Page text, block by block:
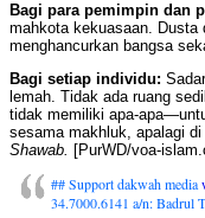
Bagi para pemimpin dan
mahkota kekuasaan. Dusta
menghancurkan bangsa
Bagi setiap individu:
lemah. Tidak ada ruang
tidak memiliki apa-
sesama makhluk, apalagi
Shawab. [PurWD/voa-
## Support dakwah media
34.7000.6141 a/n: Badrul